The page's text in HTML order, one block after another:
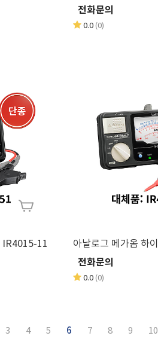
전화문의
0.0 (0)
아날로그 메가옴 하이테스터 IR4015-11
전화문의
0.0 (0)
3 4 5 6 7 8 9 10